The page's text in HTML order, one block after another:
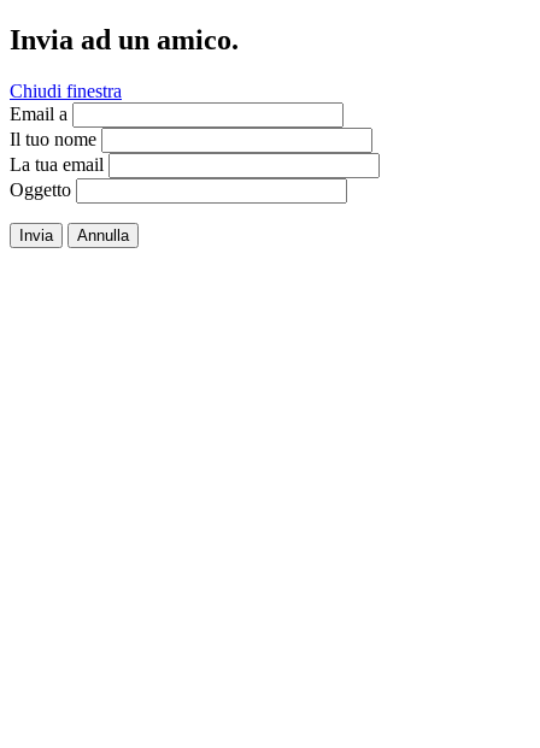
Invia ad un amico.
Chiudi finestra
Email a
Il tuo nome
La tua email
Oggetto
Invia Annulla